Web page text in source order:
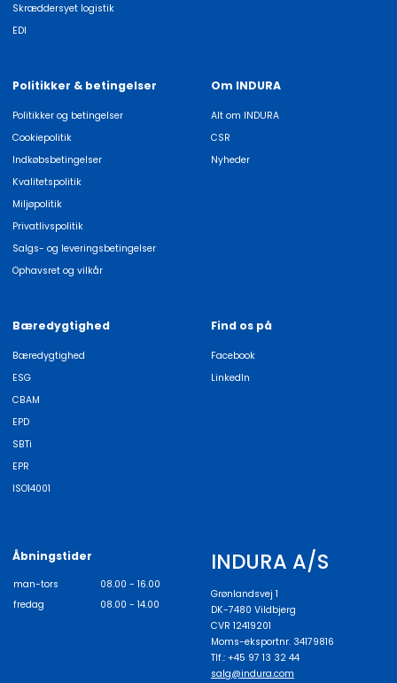
Skræddersyet logistik
EDI
Politikker & betingelser
Politikker og betingelser
Cookiepolitik
Indkøbsbetingelser
Kvalitetspolitik
Miljøpolitik
Privatlivspolitik
Salgs- og leveringsbetingelser
Ophavsret og vilkår
Om INDURA
Alt om INDURA
CSR
Nyheder
Bæredygtighed
Bæredygtighed
ESG
CBAM
EPD
SBTi
EPR
ISO14001
Find os på
Facebook
LinkedIn
Åbningstider
man-tors
08.00 - 16.00
fredag
08.00 - 14.00
INDURA A/S
Grønlandsvej 1
DK-7480 Vildbjerg
CVR 12419201
Moms-eksportnr. 34179816
Tlf.: +45 97 13 32 44
salg@indura.com